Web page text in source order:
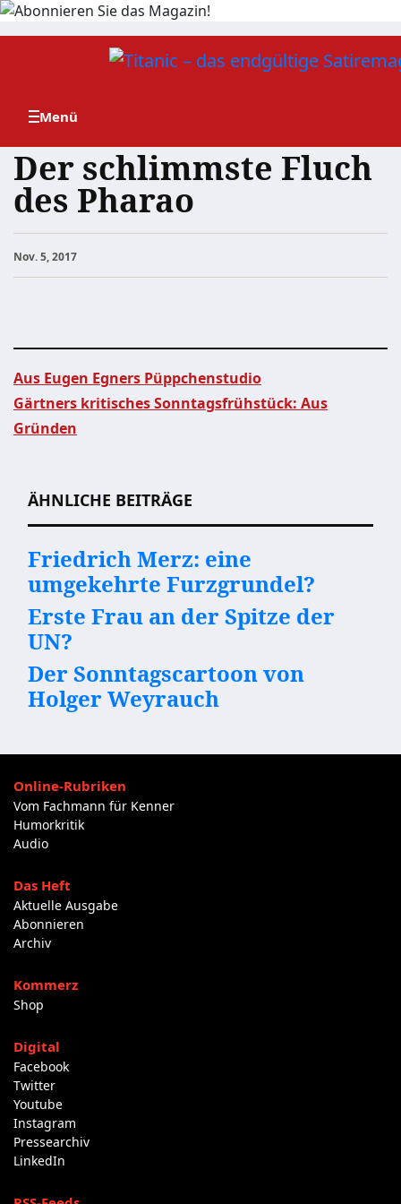
Zum
Der schlimmste Fluch
des Pharao
Nov. 5, 2017
Beitragsnavigation
Aus Eugen Egners Püppchenstudio
Gärtners kritisches Sonntagsfrühstück: Aus
Gründen
ÄHNLICHE BEITRÄGE
Friedrich Merz: eine
umgekehrte Furzgrundel?
Erste Frau an der Spitze der
UN?
Der Sonntagscartoon von
Holger Weyrauch
Online-Rubriken
Vom Fachmann für Kenner
Humorkritik
Audio
Das Heft
Aktuelle Ausgabe
Abonnieren
Archiv
Kommerz
Shop
Digital
Facebook
Twitter
Youtube
Instagram
Pressearchiv
LinkedIn